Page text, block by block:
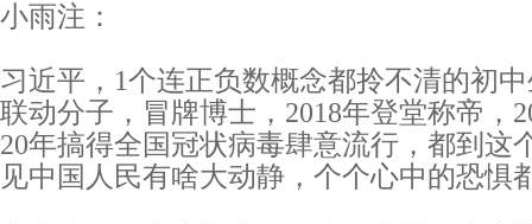
小雨注：
习近平，1个连正负数概念都拎不清的初
联动分子，冒牌博士，2018年登堂称帝，
20年搞得全国冠状病毒肆意流行，都到这
见中国人民有啥大动静，个个心中的恐惧